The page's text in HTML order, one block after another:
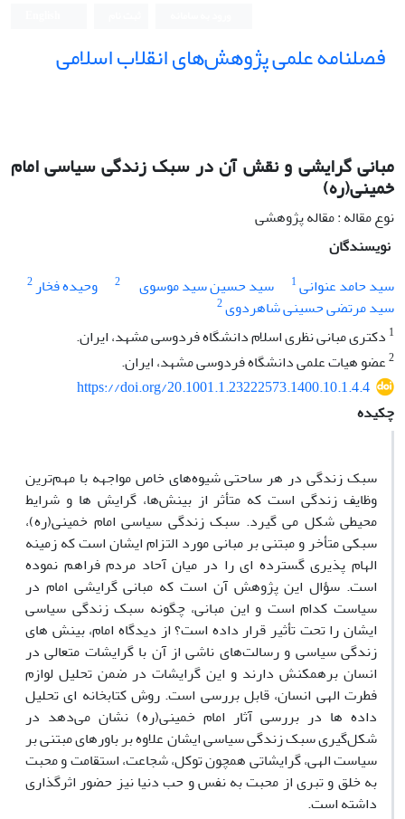
فصلنامه علمی پژوهش‌های انقلاب اسلامی
مبانی گرایشی و نقش آن در سبک زندگی سیاسی امام
خمینی(ره)
نوع مقاله : مقاله پژوهشی
نویسندگان
سید حامد عنوانی1 سید حسین سید موسوی 2 وحیده فخار2
سید مرتضی حسینی شاهردوی2
1 دکتری مبانی نظری اسلام دانشگاه فردوسی مشهد، ایران.
2عضو هیات علمی دانشگاه فردوسی مشهد، ایران.
https://doi.org/20.1001.1.23222573.1400.10.1.4.4
چکیده
سبک زندگی در هر ساحتی شیوه‌های خاص مواجهه با مهم‌ترین
وظایف زندگی است که متأثر از بینش‌ها، گرایش ها و شرایط
محیطی شکل می گیرد. سبک زندگی سیاسی امام خمینی(ره)،
سبکی متأخر و مبتنی بر مبانی مورد التزام ایشان است که زمینه
الهام پذیری گسترده ای را در میان آحاد مردم فراهم نموده
است. سؤال این پژوهش آن است که مبانی گرایشی امام در
سیاست کدام است و این مبانی، چگونه سبک زندگی سیاسی
ایشان را تحت تأثیر قرار داده است؟ از دیدگاه امام، بینش های
زندگی سیاسی و رسالت‌های ناشی از آن با گرایشات متعالی در
انسان برهمکنش دارند و این گرایشات در ضمن تحلیل لوازم
فطرت الهی انسان، قابل بررسی است. روش کتابخانه ای تحلیل
داده ها در بررسی آثار امام خمینی(ره) نشان می‌دهد در
شکل‌گیری سبک زندگی سیاسی ایشان علاوه بر باورهای مبتنی بر
سیاست الهی، گرایشاتی همچون توکل، شجاعت، استقامت و محبت
به خلق و تبری از محبت به نفس و حب دنیا نیز حضور اثرگذاری
داشته است.